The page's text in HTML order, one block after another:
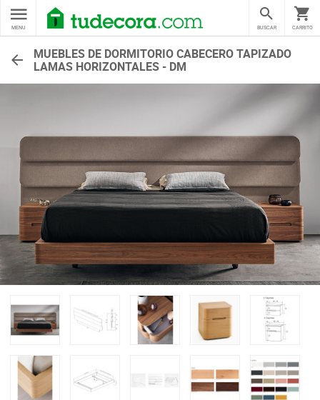
MENU CARRITO
BUSCAR
MUEBLES DE DORMITORIO CABECERO TAPIZADO
LAMAS HORIZONTALES - DM